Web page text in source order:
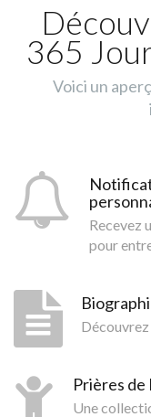
365
Voici un
Recevez
pour
Découvrez
Prières de
Une